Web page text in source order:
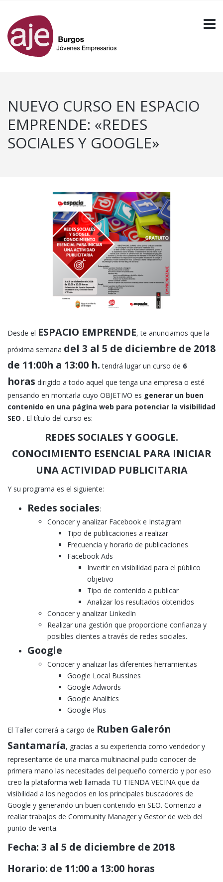
NUEVO CURSO EN ESPACIO
EMPRENDE: «REDES
SOCIALES Y GOOGLE»
Desde el ESPACIO EMPRENDE, te anunciamos que la
próxima semana del 3 al 5 de diciembre de 2018
de 11:00h a 13:00 h. tendrá lugar un curso de 6
horas dirigido a todo aquel que tenga una empresa o esté
pensando en montarla cuyo OBJETIVO es generar un buen
contenido en una página web para potenciar la visibilidad
SEO . El título del curso es:
REDES SOCIALES Y GOOGLE.
CONOCIMIENTO ESENCIAL PARA INICIAR
UNA ACTIVIDAD PUBLICITARIA
Y su programa es el siguiente:
Redes sociales:
Conocer y analizar Facebook e Instagram
Tipo de publicaciones a realizar
Frecuencia y horario de publicaciones
Facebook Ads
Invertir en visibilidad para el público
objetivo
Tipo de contenido a publicar
Analizar los resultados obtenidos
Conocer y analizar LinkedIn
Realizar una gestión que proporcione confianza y
posibles clientes a través de redes sociales.
Google
Conocer y analizar las diferentes herramientas
Google Local Bussines
Google Adwords
Google Analitics
Google Plus
El Taller correrá a cargo de Ruben Galerón
Santamaría, gracias a su experiencia como vendedor y
representante de una marca multinacinal pudo conocer de
primera mano las necesitades del pequeño comercio y por eso
creo la plataforma web llamada TU TIENDA VECINA que da
visibilidad a los negocios en los principales buscadores de
Google y generando un buen contenido en SEO. Comenzo a
realiar trabajos de Community Manager y Gestor de web del
punto de venta.
Fecha: 3 al 5 de diciembre de 2018
Horario: de 11:00 a 13:00 horas